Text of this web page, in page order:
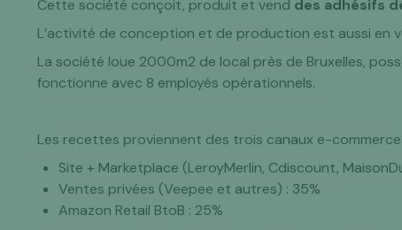
Cette société conçoit, produit et vend des adhésifs
L’activité de conception et de production est aussi en
La société loue 2000m2 de local près de Bruxelles,
fonctionne avec 8 employés opérationnels.
Les recettes proviennent des trois canaux e-
Site + Marketplace (LeroyMerlin, Cdiscount,
Ventes privées (Veepee et autres) : 35%
Amazon Retail BtoB : 25%